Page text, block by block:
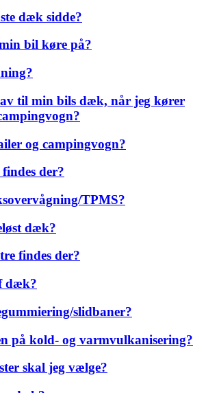
dæk sidde?
bil køre på?
til min bils dæk, når jeg kører
og campingvogn?
der?
TPMS?
dæk?
findes der?
dæk?
slidbaner?
på kold- og varmvulkanisering?
skal jeg vælge?